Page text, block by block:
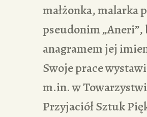
małżonka, malarka
pseudonim „Aneri”,
anagramem jej
Swoje prace
m.in. w
Przyjaciół Sztuk